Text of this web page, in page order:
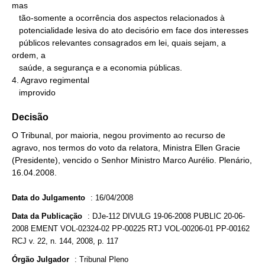
mas
ordem, a
4. Agravo regimental
   improvido
Decisão
O Tribunal, por maioria, negou provimento ao recurso de
agravo, nos termos do voto da relatora, Ministra Ellen Gracie
(Presidente), vencido o Senhor Ministro Marco Aurélio. Plenário,
16.04.2008.
Data do Julgamento : 16/04/2008
Data da Publicação : DJe-112 DIVULG 19-06-2008 PUBLIC 20-06-
2008 EMENT VOL-02324-02 PP-00225 RTJ VOL-00206-01 PP-00162
RCJ v. 22, n. 144, 2008, p. 117
Órgão Julgador : Tribunal Pleno